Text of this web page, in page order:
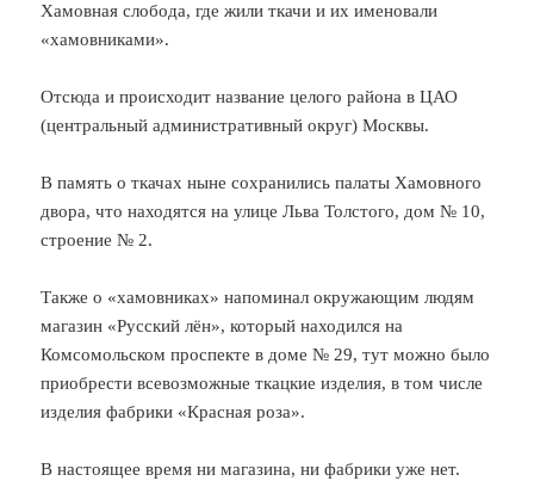
Хамовная слобода, где жили ткачи и их именовали
«хамовниками».
Отсюда и происходит название целого района в ЦАО
(центральный административный округ) Москвы.
В память о ткачах ныне сохранились палаты Хамовного
двора, что находятся на улице Льва Толстого, дом № 10,
строение № 2.
Также о «хамовниках» напоминал окружающим людям
магазин «Русский лён», который находился на
Комсомольском проспекте в доме № 29, тут можно было
приобрести всевозможные ткацкие изделия, в том числе
изделия фабрики «Красная роза».
В настоящее время ни магазина, ни фабрики уже нет.